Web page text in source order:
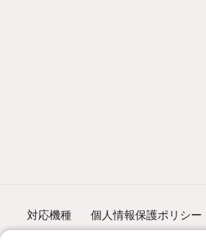
対応機種 個人情報保護ポリシー